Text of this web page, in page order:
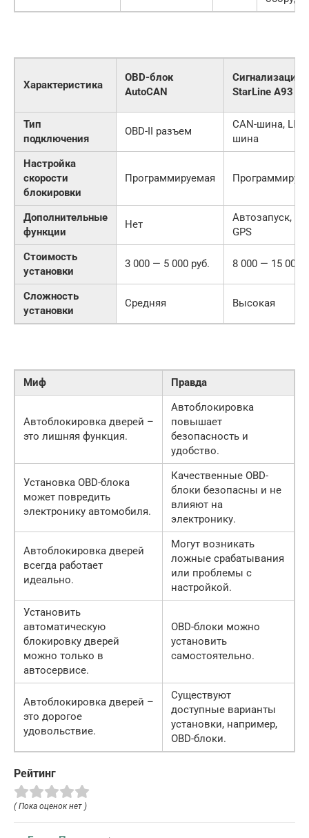
Характеристика
OBD-блок
AutoCAN
Сигнализация
StarLine A93
Тип
подключения
OBD-II разъем
CAN-шина, LIN-
шина
Настройка
скорости
блокировки
Программируемая
Дополнительные
функции
Нет
Автозапуск,
GPS
Стоимость
установки
3 000 — 5 000 руб. 8 000 — 15 000
Сложность
установки
Средняя Высокая
Миф Правда
Автоблокировка дверей –
это лишняя функция.
Автоблокировка
повышает
безопасность и
удобство.
Установка OBD-блока
может повредить
электронику автомобиля.
Качественные OBD-
блоки безопасны и не
влияют на
электронику.
Автоблокировка дверей
всегда работает
идеально.
Могут возникать
ложные срабатывания
или проблемы с
настройкой.
Установить
автоматическую
блокировку дверей
можно только в
автосервисе.
OBD-блоки можно
установить
самостоятельно.
Автоблокировка дверей –
это дорогое
удовольствие.
Существуют
доступные варианты
установки, например,
OBD-блоки.
Рейтинг
( Пока оценок нет )